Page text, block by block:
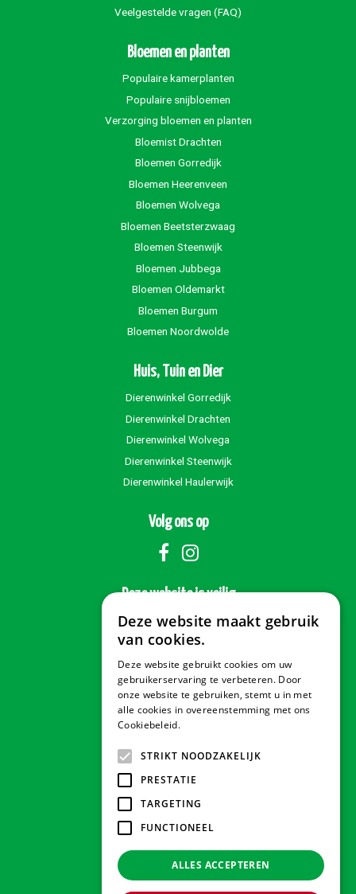
Veelgestelde vragen (FAQ)
Bloemen en planten
Populaire kamerplanten
Populaire snijbloemen
Verzorging bloemen en planten
Bloemist Drachten
Bloemen Gorredijk
Bloemen Heerenveen
Bloemen Wolvega
Bloemen Beetsterzwaag
Bloemen Steenwijk
Bloemen Jubbega
Bloemen Oldemarkt
Bloemen Burgum
Bloemen Noordwolde
Huis, Tuin en Dier
Dierenwinkel Gorredijk
Dierenwinkel Drachten
Dierenwinkel Wolvega
Dierenwinkel Steenwijk
Dierenwinkel Haulerwijk
Volg ons op
Deze website is veilig
Veilig betalen
Contact & Openingstijden
Tuindorado Gorredijk
Tuindorado Wolvega
Deze website maakt gebruik
van cookies.
Deze website gebruikt cookies om uw
gebruikerservaring te verbeteren. Door
onze website te gebruiken, stemt u in met
alle cookies in overeenstemming met ons
Cookiebeleid.
STRIKT NOODZAKELIJK
PRESTATIE
TARGETING
FUNCTIONEEL
ALLES ACCEPTEREN